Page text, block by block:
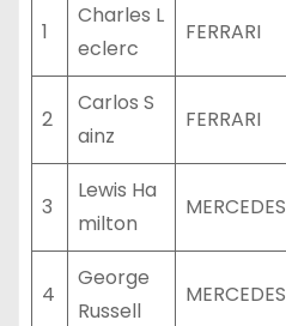
1
Charles L
eclerc
FERRARI
2
Carlos S
ainz
FERRARI
3
Lewis Ha
milton
MERCEDES
4
George
Russell
MERCEDES